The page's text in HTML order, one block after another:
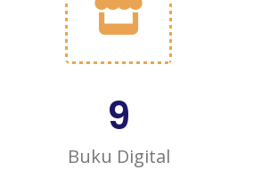
9
Buku Digital